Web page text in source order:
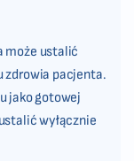
może ustalić
zdrowia pacjenta.
jako gotowej
wyłącznie